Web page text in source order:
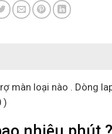
màn loại nào . Dòng
)